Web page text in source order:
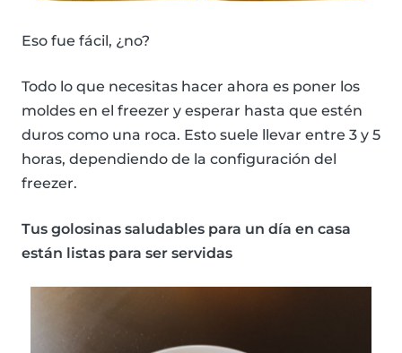
Eso fue fácil, ¿no?
Todo lo que necesitas hacer ahora es poner los
moldes en el freezer y esperar hasta que estén
duros como una roca. Esto suele llevar entre 3 y 5
horas, dependiendo de la configuración del
freezer.
Tus golosinas saludables para un día en casa
están listas para ser servidas